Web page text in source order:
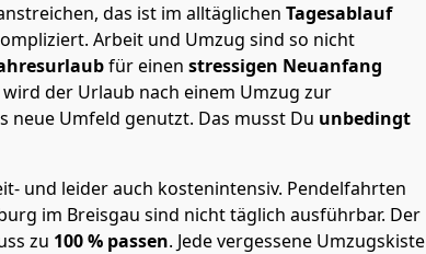
das ist im alltäglichen Tagesablauf
Arbeit und Umzug sind so nicht
für einen stressigen Neuanfang
wird der Urlaub nach einem Umzug zur
neue Umfeld genutzt. Das musst Du unbedingt
und leider auch kostenintensiv. Pendelfahrten
im Breisgau sind nicht täglich ausführbar. Der
zu 100 % passen. Jede vergessene Umzugskiste